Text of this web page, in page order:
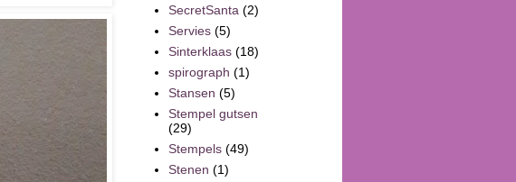
SecretSanta (2)
Servies (5)
Sinterklaas (18)
spirograph (1)
Stansen (5)
Stempel gutsen
(29)
Stempels (49)
Stenen (1)